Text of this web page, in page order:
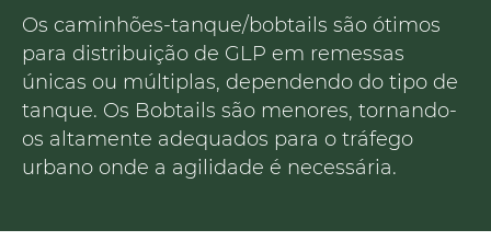
Os caminhões-tanque/bobtails são ótimos
para distribuição de GLP em remessas
únicas ou múltiplas, dependendo do tipo de
tanque. Os Bobtails são menores, tornando-
os altamente adequados para o tráfego
urbano onde a agilidade é necessária.